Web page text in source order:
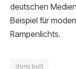
deutschen
Beispiel für
Rampenlichts.
doris bült